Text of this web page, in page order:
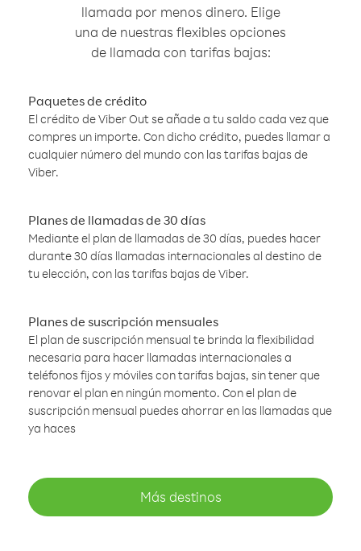
llamada por menos dinero. Elige
una de nuestras flexibles opciones
de llamada con tarifas bajas:
Paquetes de crédito
El crédito de Viber Out se añade a tu saldo cada vez que
compres un importe. Con dicho crédito, puedes llamar a
cualquier número del mundo con las tarifas bajas de
Viber.
Planes de llamadas de 30 días
Mediante el plan de llamadas de 30 días, puedes hacer
durante 30 días llamadas internacionales al destino de
tu elección, con las tarifas bajas de Viber.
Planes de suscripción mensuales
El plan de suscripción mensual te brinda la flexibilidad
necesaria para hacer llamadas internacionales a
teléfonos fijos y móviles con tarifas bajas, sin tener que
renovar el plan en ningún momento. Con el plan de
suscripción mensual puedes ahorrar en las llamadas que
ya haces
Más destinos